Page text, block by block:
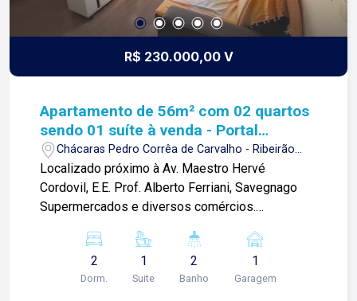
R$ 230.000,00 V
Apartamento de 56m² com 02 quartos
sendo 01 suíte à venda - Portal
Mirante da Colina
Chácaras Pedro Corrêa de Carvalho - Ribeirão
Preto/SP
Localizado próximo à Av. Maestro Hervé
Cordovil, E.E. Prof. Alberto Ferriani, Savegnago
Supermercados e diversos comércios.
suíte; -Sala ampla 2 ambientes; -Banheiro social;
-Cozinha com armários; -Área de serviço; -01
vaga de garagem. Para mais informações e
2
Dorm.
1
Suite
2
Banho
1
Garagem